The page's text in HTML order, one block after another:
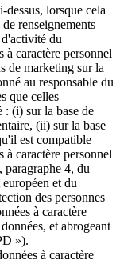
dessus, lorsque cela
renseignements
d'activité du
à caractère personnel
de marketing sur la
au responsable du
que celles
: (i) sur la base de
(ii) sur la base
est compatible
caractère personnel
4, du
et du
des personnes
à caractère
et abrogeant
»).
à caractère